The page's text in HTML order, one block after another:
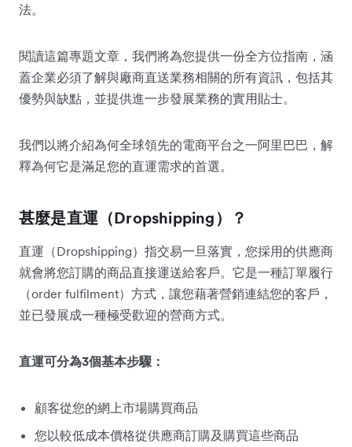
法。
閱讀這篇專題文章，我們將為您提供一份全方位指南，涵
蓋企業必須了解與廠商直送業務相關的所有資訊，包括其
優勢與缺點，並提供進一步發展業務的實用貼士。
我們以將介紹為何全球領先的電商平台之一阿里巴巴，解
釋為何它是滿足您的直運需求的首選。
甚麼是直運（Dropshipping）？
直運（Dropshipping）指交易一旦落實，您採用的供應商
就會將您訂購的商品直接運送給客戶。它是一種訂單履行
（order fulfilment）方式，讓您藉著營銷連結您的客戶，
並已發展成一種極受歡迎的營商方式。
直運可分為3個基本步驟：
顧客從您的網上市場購買商品
您以較低成本價格從供應商訂購及購買這些商品